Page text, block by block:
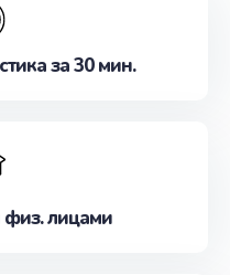
за 30 мин.
физ. лицами